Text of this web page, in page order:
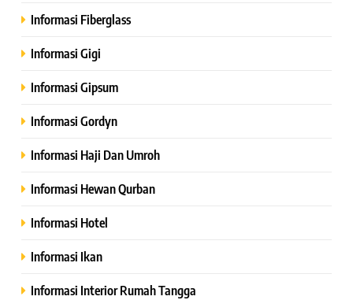
Informasi Fiberglass
Informasi Gigi
Informasi Gipsum
Informasi Gordyn
Informasi Haji Dan Umroh
Informasi Hewan Qurban
Informasi Hotel
Informasi Ikan
Informasi Interior Rumah Tangga